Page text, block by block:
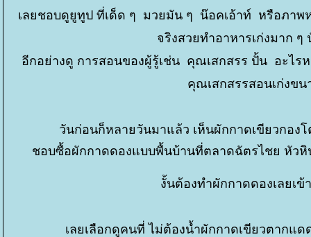
เลยชอบดูยูทูป ที่เด็ด ๆ มวยมัน ๆ น๊อคเอ้าท์ หรือภาพ
จริงสวยทำอาหารเก่งมาก
อีกอย่างดู การสอนของผู้รู้เช่น คุณเสกสรร ปั้น อะไร
คุณเสกสรรสอนเก่งข
วันก่อนก็หลายวันมาแล้ว เห็นผักกาดเขียวกอง
ชอบซื้อผักกาดดองแบบพื้นบ้านที่ตลาดฉัตรไชย หัว
งั้นต้องทำผักกาดดองเลยเ
เลยเลือกดูคนที่ ไม่ต้องน้ำผักกาดเขียวตาก